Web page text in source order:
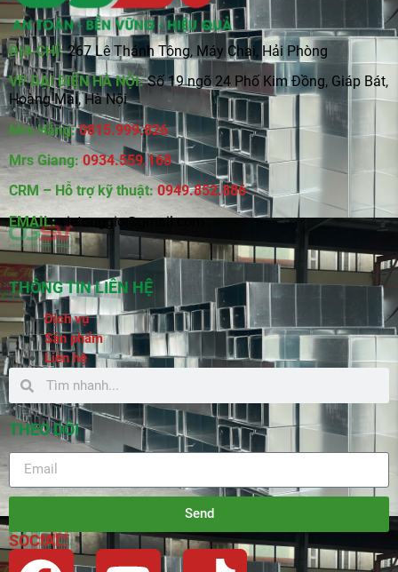
ĐỊA CHỈ: 267 Lê Thánh Tông, Máy Chai, Hải Phòng
VP ĐẠI DIỆN HÀ NỘI:Số 19 ngõ 24 Phố Kim Đồng, Giáp Bát,
Hoàng Mai, Hà Nội
Mrs Hằng: 0815.999.826
Mrs Giang: 0934.559.168
CRM – Hỗ trợ kỹ thuật: 0949.852.886
EMAIL: vietonggio@gmail.com
THÔNG TIN LIÊN HỆ
Dịch vụ
Sản phẩm
Liên hệ
THEO DÕI
Send
SOCIAL: